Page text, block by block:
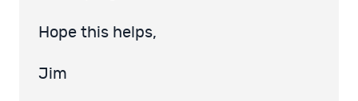
Hope this helps,
Jim